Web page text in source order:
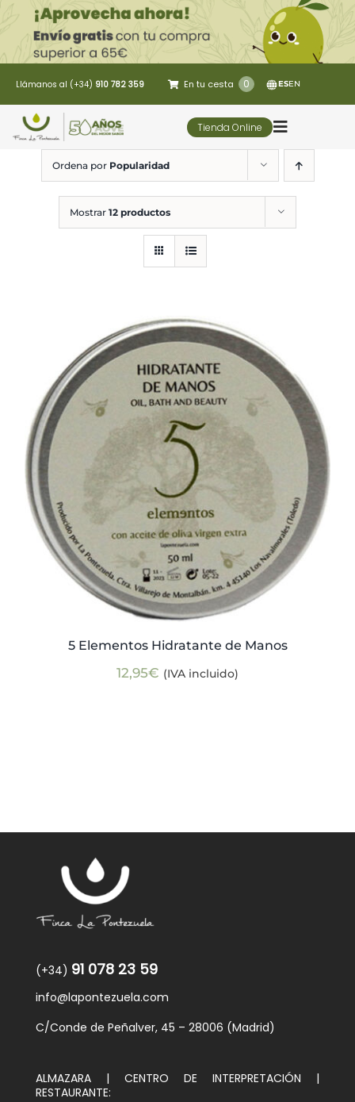
Saltar
al
contenido
Llámanos al (+34) 910 782 359 En tu cesta 0 ESEN
Tienda Online
Toggle
5 Elementos
Oleoturismo
Actualidad
Mi cuenta
Ordena por Popularidad
Mostrar 12 productos
5 Elementos Hidratante de Manos
12,95€ (IVA incluido)
(+34) 91 078 23 59
info@lapontezuela.com
C/Conde de Peñalver, 45 – 28006 (Madrid)
ALMAZARA | CENTRO DE INTERPRETACIÓN |
RESTAURANTE: